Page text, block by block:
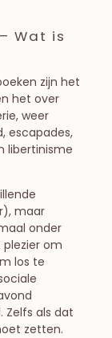
Wat is
zijn het
het over
weer
escapades,
libertinisme
maar
onder
om
los te
Zelfs als dat
zetten.